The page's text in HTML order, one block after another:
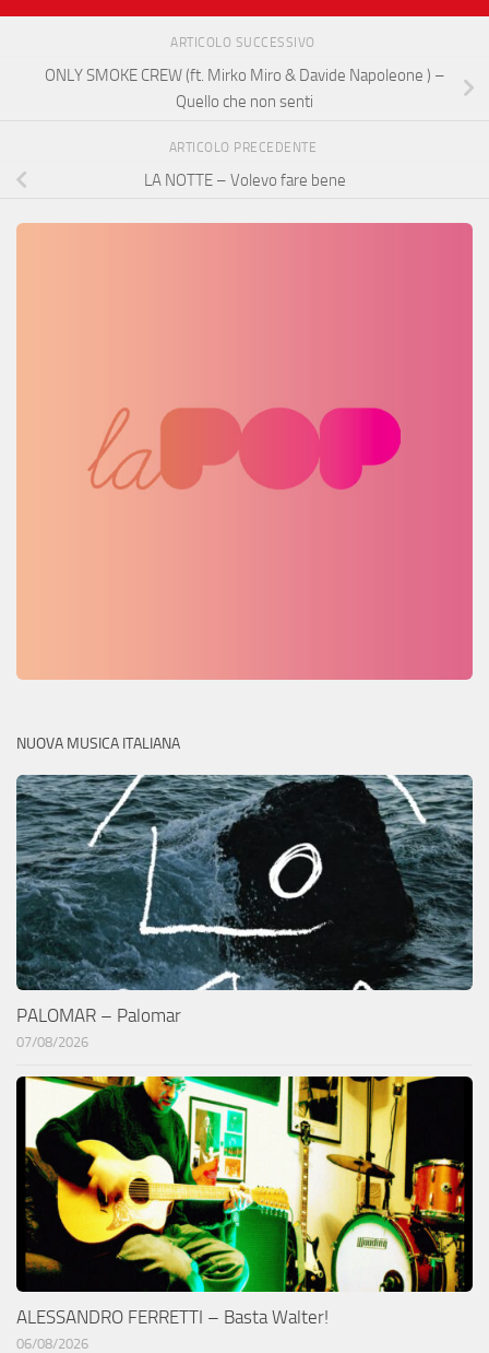
ARTICOLO SUCCESSIVO
ONLY SMOKE CREW (ft. Mirko Miro & Davide Napoleone ) –
Quello che non senti
ARTICOLO PRECEDENTE
LA NOTTE – Volevo fare bene
NUOVA MUSICA ITALIANA
PALOMAR – Palomar
07/08/2026
ALESSANDRO FERRETTI – Basta Walter!
06/08/2026